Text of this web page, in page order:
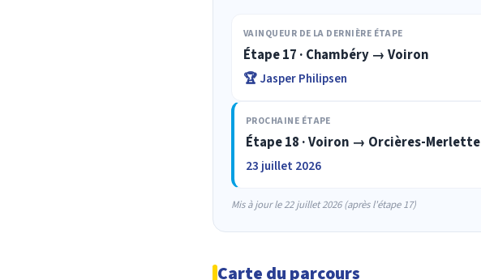
VAINQUEUR DE LA DERNIÈRE ÉTAPE
Étape 17 · Chambéry → Voiron
🏆 Jasper Philipsen
PROCHAINE ÉTAPE
Étape 18 · Voiron → Orcières-Merlette
23 juillet 2026
Mis à jour le 22 juillet 2026 (après l'étape 17)
Carte du parcours